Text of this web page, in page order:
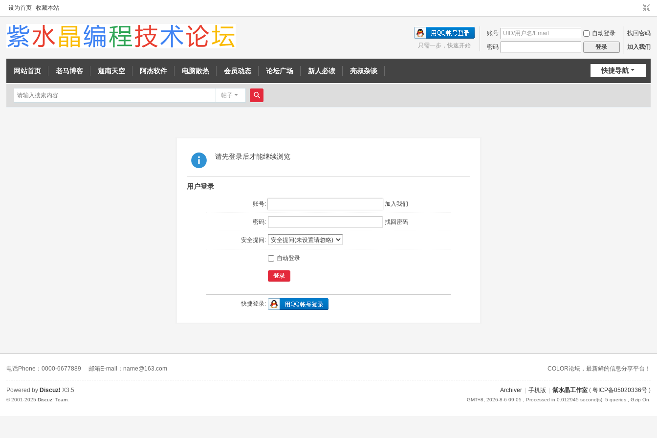
设为首页 收藏本站
账号 自动登录
找回密码
密码
登录 加入我们
只需一步，快速开始
快捷导航
网站首页 老马博客 迦南天空 阿杰软件 电脑散热 会员动态 论坛广场 新人必读 亮叔杂谈
帖子
搜
请先登录后才能继续浏览
用户登录
账号: 加入我们
密码: 找回密码
安全提问:
自动登录
登录
快捷登录:
电话Phone：0000-6677889 邮箱E-mail：name@163.com COLOR论坛，最新鲜的信息分享平台！
Archiver 手机版 紫水晶工作室( 粤ICP备05020336号)
GMT+8, 2026-8-6 09:05 , Processed in 0.012945 second(s), 5 queries , Gzip On.
Powered by Discuz! X3.5
© 2001-2025Discuz! Team